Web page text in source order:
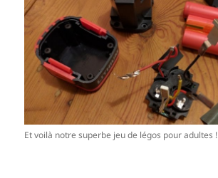
Et voilà notre superbe jeu de légos pour adultes !